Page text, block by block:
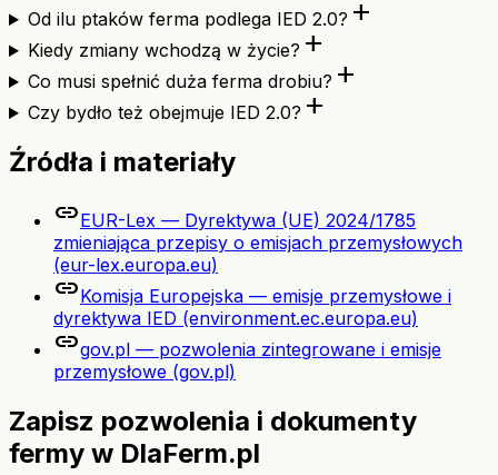
Od ilu ptaków ferma podlega IED 2.0? add
Kiedy zmiany wchodzą w życie? add
Co musi spełnić duża ferma drobiu? add
Czy bydło też obejmuje IED 2.0? add
Źródła i materiały
linkEUR-Lex — Dyrektywa (UE) 2024/1785
zmieniająca przepisy o emisjach przemysłowych
(eur-lex.europa.eu)
linkKomisja Europejska — emisje przemysłowe i
dyrektywa IED (environment.ec.europa.eu)
linkgov.pl — pozwolenia zintegrowane i emisje
przemysłowe (gov.pl)
Zapisz pozwolenia i dokumenty
fermy w DlaFerm.pl